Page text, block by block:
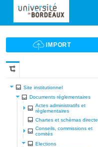
Site institutionnel
Documents réglementaires
Actes administratifs et
réglementaires
Chartes et schèmas
Conseils, commissions et
comités
Elections